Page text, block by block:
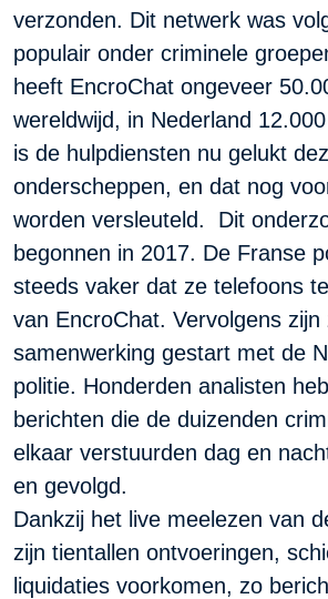
verzonden. Dit netwerk was
populair onder criminele
heeft EncroChat ongeveer
wereldwijd, in Nederland
is de hulpdiensten nu gelukt
onderscheppen, en dat nog
worden versleuteld. Dit
begonnen in 2017. De Franse
steeds vaker dat ze telefoons
van EncroChat. Vervolgens zijn
samenwerking gestart met de
politie. Honderden analisten
berichten die de duizenden
elkaar verstuurden dag en
en gevolgd.
Dankzij het live meelezen van
zijn tientallen ontvoeringen,
liquidaties voorkomen, zo